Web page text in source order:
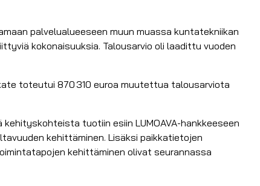
palvelualueeseen muun muassa kuntatekniikan
kokonaisuuksia. Talousarvio oli laadittu vuoden
toteutui 870 310 euroa muutettua talousarviota
tuotiin esiin LUMOAVA-hankkeeseen
kehittäminen. Lisäksi paikkatietojen
kehittäminen olivat seurannassa